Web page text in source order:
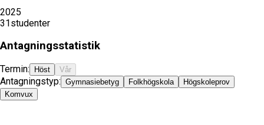
2025
31studenter
Antagningsstatistik
Termin: Höst Vår
Antagningstyp: Gymnasiebetyg Folkhögskola
Högskoleprov
Komvux